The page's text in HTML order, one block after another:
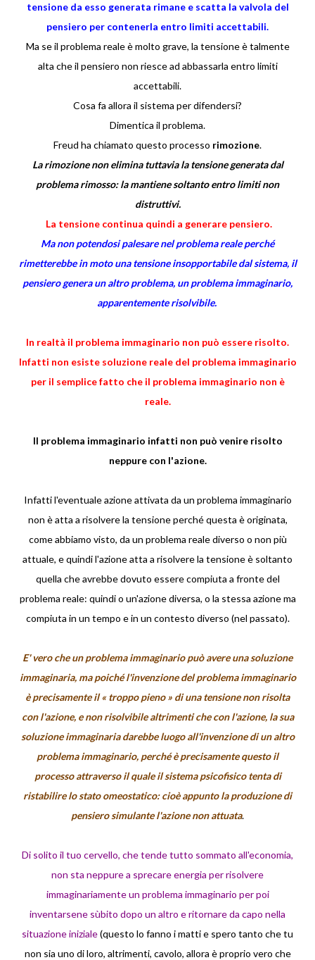
tensione da esso generata rimane e scatta la valvola del
pensiero per contenerla entro limiti accettabili.
Ma se il problema reale è molto grave, la tensione è talmente
alta che il pensiero non riesce ad abbassarla entro limiti
accettabili.
Cosa fa allora il sistema per difendersi?
Dimentica il problema.
Freud ha chiamato questo processo rimozione.
La rimozione non elimina tuttavia la tensione generata dal
problema rimosso: la mantiene soltanto entro limiti non
distruttivi.
La tensione continua quindi a generare pensiero.
Ma non potendosi palesare nel problema reale perché
rimetterebbe in moto una tensione insopportabile dal sistema, il
pensiero genera un altro problema, un problema immaginario,
apparentemente risolvibile.
In realtà il problema immaginario non può essere risolto.
Infatti non esiste soluzione reale del problema immaginario
per il semplice fatto che il problema immaginario non è
reale.
Il problema immaginario infatti non può venire risolto
neppure con l'azione.
Infatti l'eventuale azione attivata da un problema immaginario
non è atta a risolvere la tensione perché questa è originata,
come abbiamo visto, da un problema reale diverso o non più
attuale, e quindi l'azione atta a risolvere la tensione è soltanto
quella che avrebbe dovuto essere compiuta a fronte del
problema reale: quindi o un'azione diversa, o la stessa azione ma
compiuta in un tempo e in un contesto diverso (nel passato).
E' vero che un problema immaginario può avere una soluzione
immaginaria, ma poiché l'invenzione del problema immaginario
è precisamente il « troppo pieno » di una tensione non risolta
con l'azione, e non risolvibile altrimenti che con l'azione, la sua
soluzione immaginaria darebbe luogo all'invenzione di un altro
problema immaginario, perché è precisamente questo il
processo attraverso il quale il sistema psicofisico tenta di
ristabilire lo stato omeostatico: cioè appunto la produzione di
pensiero simulante l'azione non attuata.
Di solito il tuo cervello, che tende tutto sommato all'economia,
non sta neppure a sprecare energia per risolvere
immaginariamente un problema immaginario per poi
inventarsene sùbito dopo un altro e ritornare da capo nella
situazione iniziale(questo lo fanno i matti e spero tanto che tu
non sia uno di loro, altrimenti, cavolo, allora è proprio vero che